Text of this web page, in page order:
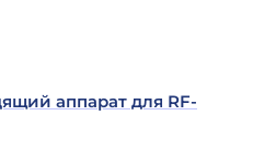
аппарат для RF-